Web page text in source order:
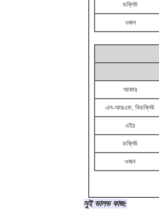
ডব্লিউ
ওজন
আকার
এল-আরএফ, বিডব্লিউ
এইচ
ডব্লিউ
ওজন
সুই ভালভ কাজ: